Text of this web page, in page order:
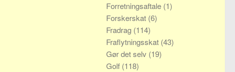
Forretningsaftale (1)
Forskerskat (6)
Fradrag (114)
Fraflytningsskat (43)
Gør det selv (19)
Golf (118)